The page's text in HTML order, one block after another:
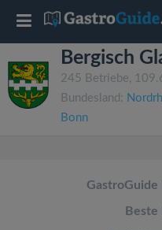
Bergisch
245 Betriebe,
Bundesland:
Bonn
GastroGuide
Beste
T
o
g